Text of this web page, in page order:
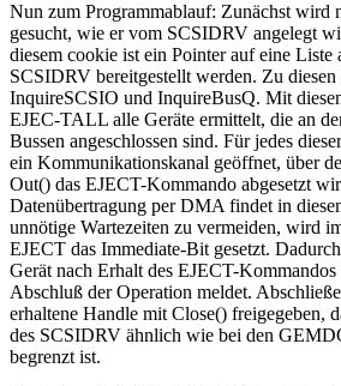
Nun zum Programmablauf: Zunächst wird
gesucht, wie er vom SCSIDRV angelegt
diesem cookie ist ein Pointer auf eine
SCSIDRV bereitgestellt werden. Zu
InquireSCSIO und InquireBusQ. Mit
EJEC-TALL alle Geräte ermittelt, die an
Bussen angeschlossen sind. Für jedes
ein Kommunikationskanal geöffnet, über
Out() das EJECT-Kommando abgesetzt
Datenübertragung per DMA findet in
unnötige Wartezeiten zu vermeiden, wird
EJECT das Immediate-Bit gesetzt.
Gerät nach Erhalt des EJECT-
Abschluß der Operation meldet.
erhaltene Handle mit Close() freigegeben,
des SCSIDRV ähnlich wie bei den
begrenzt ist.